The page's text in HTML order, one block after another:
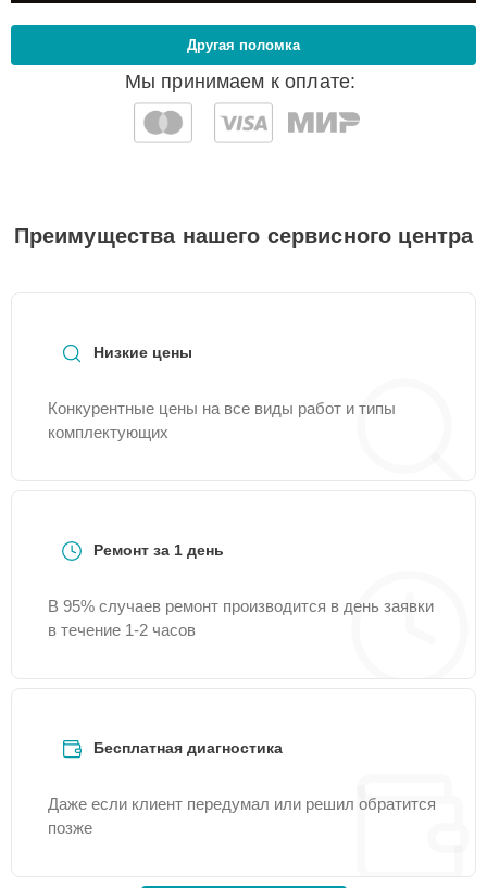
Мы принимаем к оплате:
Другая поломка
Преимущества нашего сервисного центра
Низкие цены
Конкурентные цены на все виды работ и типы
комплектующих
Ремонт за 1 день
В 95% случаев ремонт производится в день заявки
в течение 1-2 часов
Бесплатная диагностика
Даже если клиент передумал или решил обратится
позже